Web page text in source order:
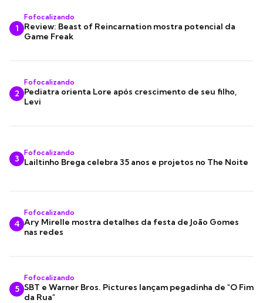
1
Fofocalizando
Review: Beast of Reincarnation mostra potencial da
Game Freak
2
Fofocalizando
Pediatra orienta Lore após crescimento de seu filho,
Levi
3
Fofocalizando
Lailtinho Brega celebra 35 anos e projetos no The Noite
4
Fofocalizando
Ary Mirelle mostra detalhes da festa de João Gomes
nas redes
5
Fofocalizando
SBT e Warner Bros. Pictures lançam pegadinha de "O Fim
da Rua"